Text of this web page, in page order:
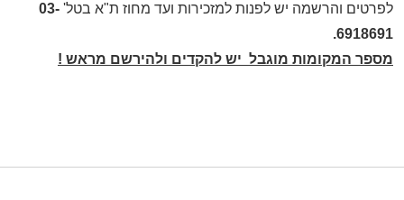
לפרטים והרשמה יש לפנות למזכירות ועד מחוז ת"א בטל' 03-
6918691.
מספר המקומות מוגבל  יש להקדים ולהירשם מראש !